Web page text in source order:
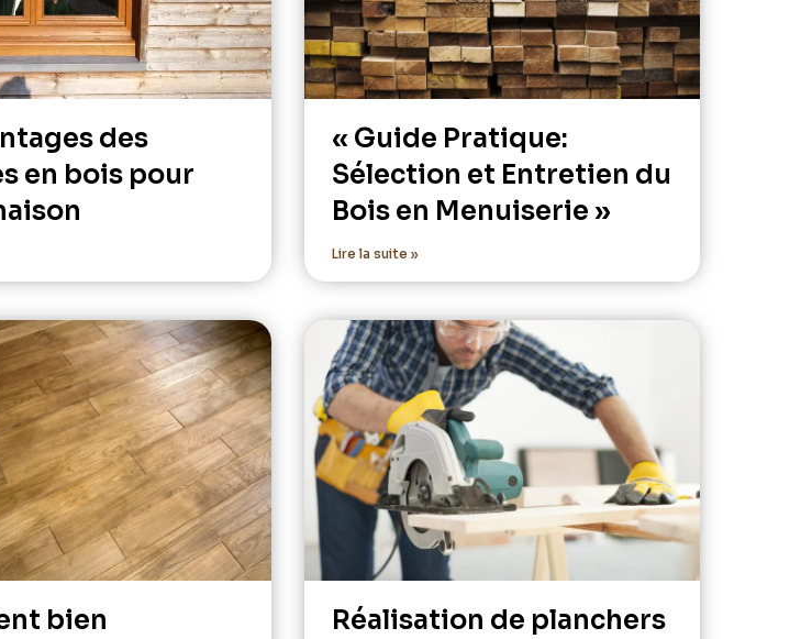
des
en bois pour
« Guide Pratique:
Sélection et Entretien du
Bois en Menuiserie »
Lire la suite »
bien
Réalisation de planchers